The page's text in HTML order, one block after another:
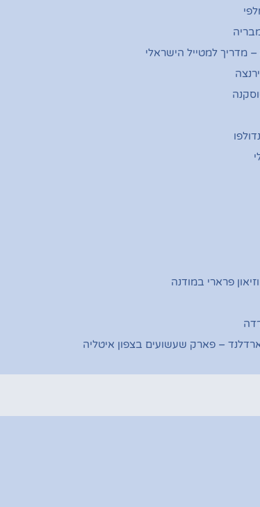
מדריך למטייל הישראלי
פרארי במודנה
– פארק שעשועים בצפון איטליה